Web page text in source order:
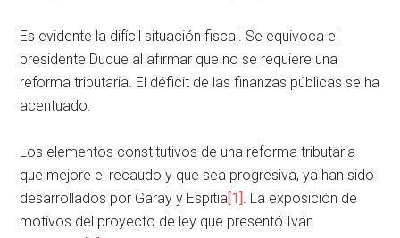
Es evidente la difícil situación fiscal. Se equivoca el
presidente Duque al afirmar que no se requiere una
reforma tributaria. El déficit de las finanzas públicas se ha
acentuado.
Los elementos constitutivos de una reforma tributaria
que mejore el recaudo y que sea progresiva, ya han sido
desarrollados por Garay y Espitia[1] . La exposición de
motivos del proyecto de ley que presentó Iván